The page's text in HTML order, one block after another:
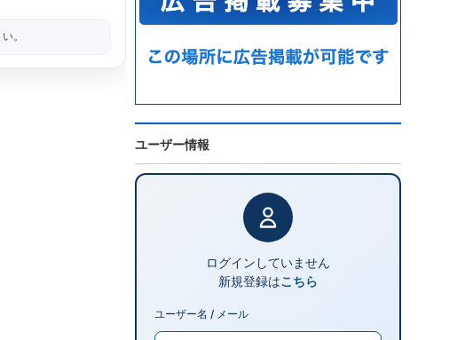
。
ユーザー情報
ログインしていません
新規登録はこちら
ユーザー名 / メール